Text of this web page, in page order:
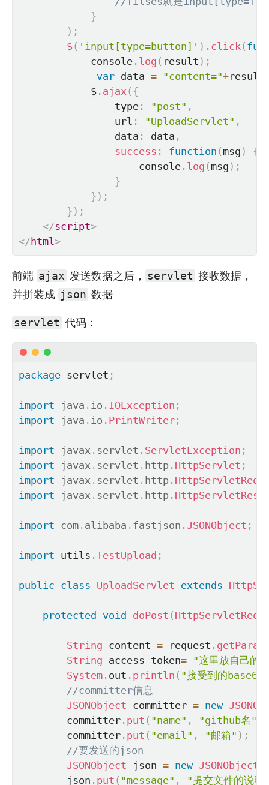
}
) ;
$( 'input[type=button]' ) . click(
            console
. log ( result ) ;
var data = "content="+result
            $
. ajax( {
                type
: "post" ,
                url
: "UploadServlet" ,
                data
: data ,
success : function ( msg )
{
                    console
. log ( msg ) ;
}
} ) ;
} ) ;
</script>
</ html>
前端 ajax 发送数据之后， servlet 接收数据，
并拼装成 json 数据
servlet 代码：
package servlet ;
import java . io . IOException ;
import
java . io . PrintWriter ;
import javax . servlet . ServletException ;
import
javax . servlet . http . HttpServlet ;
import
javax . servlet . http .
import
javax . servlet . http .
import com . alibaba . fastjson . JSONObject ;
import utils . TestUpload ;
public class UploadServlet extends
protected void doPost (
String content = request .
String access_token= "这里放自己的
System . out . println ( "接受到的
//committer信息
JSONObject committer = new
        committer
. put ( "name" , "github名"
        committer
. put ( "email" , "邮箱" ) ;
//要发送的json
JSONObject json = new JSONObject
        json
. put ( "message" ,
"提交文件的说明